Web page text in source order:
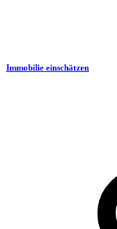
Immobilie einschätzen